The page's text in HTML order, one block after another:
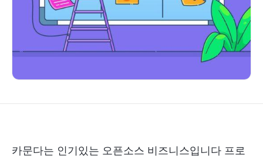
카문다는 인기있는 오픈소스 비즈니스입니다 프로